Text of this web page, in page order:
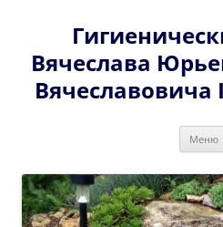
содержимому
Вячеслава
Меню